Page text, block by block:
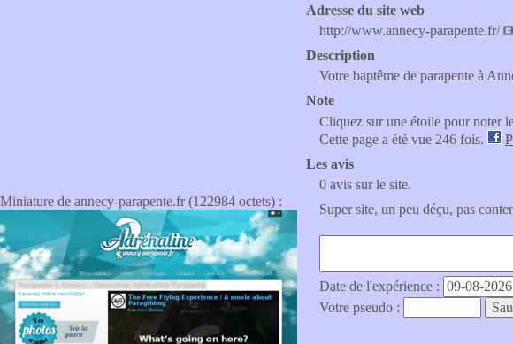
Miniature de annecy-parapente.fr (122984 octets) :
Adresse du site web
http://www.annecy-parapente.fr/
Description
Votre baptême de parapente à
Note
Cliquez sur une étoile pour noter
Cette page a été vue 246 fois.
Les avis
0 avis sur le site.
Super site, un peu déçu, pas
Date de l'expérience :
Votre pseudo :